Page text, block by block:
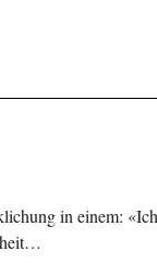
in einem: